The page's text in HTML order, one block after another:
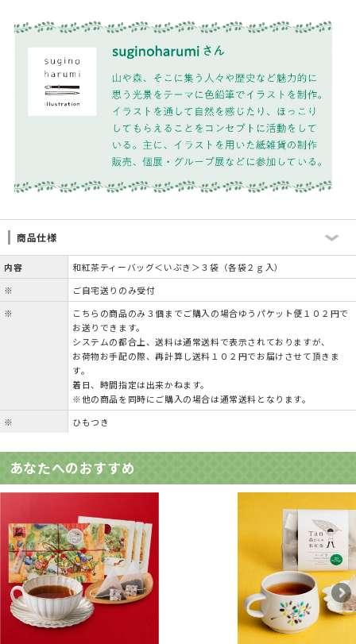
商品仕様
内容
和紅茶ティーバッグ＜いぶき＞３袋（各袋２ｇ入）
※
ご自宅送りのみ受付
※
こちらの商品のみ３個までご購入の場合ゆうパケット便１０２円で
お送りできます。
システムの都合上、送料は通常送料で表示されておりますが、
お荷物お手配の際、再計算し送料１０２円でお届けさせて頂きま
す。
着日、時間指定は出来かねます。
※他の商品を同時にご購入の場合は通常送料となります。
※
ひもつき
あなたへのおすすめ